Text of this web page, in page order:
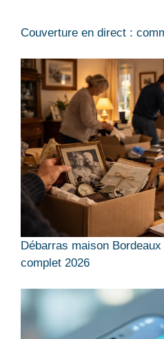
Couverture en direct :
Débarras maison
complet 2026